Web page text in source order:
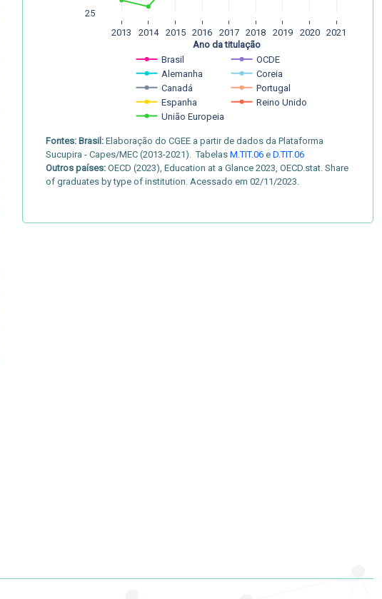
2013 2014 2015 2016 2017 2018 2019 2020 2021
25
Brasil
OCDE
Alemanha
Coreia
Canadá
Portugal
Espanha
Reino Unido
União Europeia
Ano da titulação
Fontes: Brasil: Elaboração do CGEE a partir de dados da Plataforma
Sucupira - Capes/MEC (2013-2021). Tabelas M.TIT.06 e D.TIT.06
Outros países: OECD (2023), Education at a Glance 2023, OECD.stat. Share
of graduates by type of institution. Acessado em 02/11/2023.